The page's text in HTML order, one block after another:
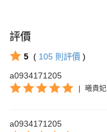
評價
5 ( 105 則評價 )
a0934171205
曦貴妃
a0934171205